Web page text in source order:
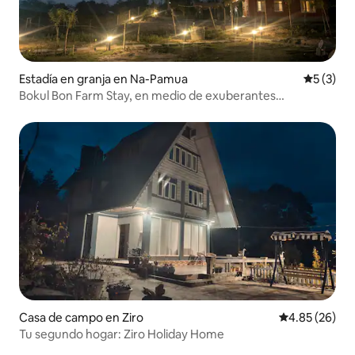
Estadía en granja en Na-Pamua
5 (3)
Bokul Bon Farm Stay, en medio de exuberantes
Casa de campo en Ziro Calificación
4.85 (26)
Tu segundo hogar: Ziro Holiday Home